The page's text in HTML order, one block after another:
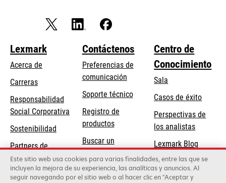
pestaña
nueva
Lexmark
Acerca de
Carreras
Responsabilidad
Social Corporativa
abre
una
pestaña
nueva
Sostenibilidad
Partners de
Lexmark
Contáctenos
Preferencias de
comunicación
Soporte técnicose
pestaña
nueva
Registro de
productos
Buscar un
Centro de
Conocimiento
Sala
Casos de éxito
Perspectivas de
los analistas
Lexmark Blog
Este sitio web usa cookies para varias finalidades, entre las que se
incluyen la mejora de su experiencia, las analíticas y anuncios. Al
seguir navegando por el sitio web o al hacer clic en "Aceptar y